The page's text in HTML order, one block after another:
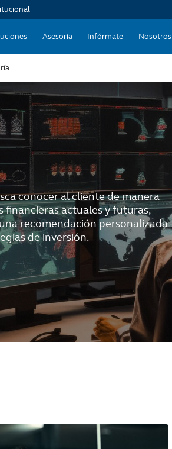
Asesoría Infórmate Nosotros
conocer al cliente de manera
financieras actuales y futuras,
recomendación personalizada
de inversión.